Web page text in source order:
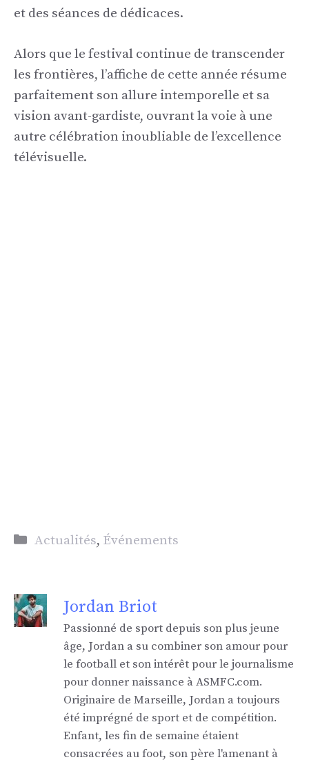
et des séances de dédicaces.
Alors que le festival continue de transcender
les frontières, l’affiche de cette année résume
parfaitement son allure intemporelle et sa
vision avant-gardiste, ouvrant la voie à une
autre célébration inoubliable de l’excellence
télévisuelle.
Catégories
Actualités, Événements
Jordan Briot
Passionné de sport depuis son plus jeune
âge, Jordan a su combiner son amour pour
le football et son intérêt pour le journalisme
pour donner naissance à ASMFC.com.
Originaire de Marseille, Jordan a toujours
été imprégné de sport et de compétition.
Enfant, les fin de semaine étaient
consacrées au foot, son père l'amenant à